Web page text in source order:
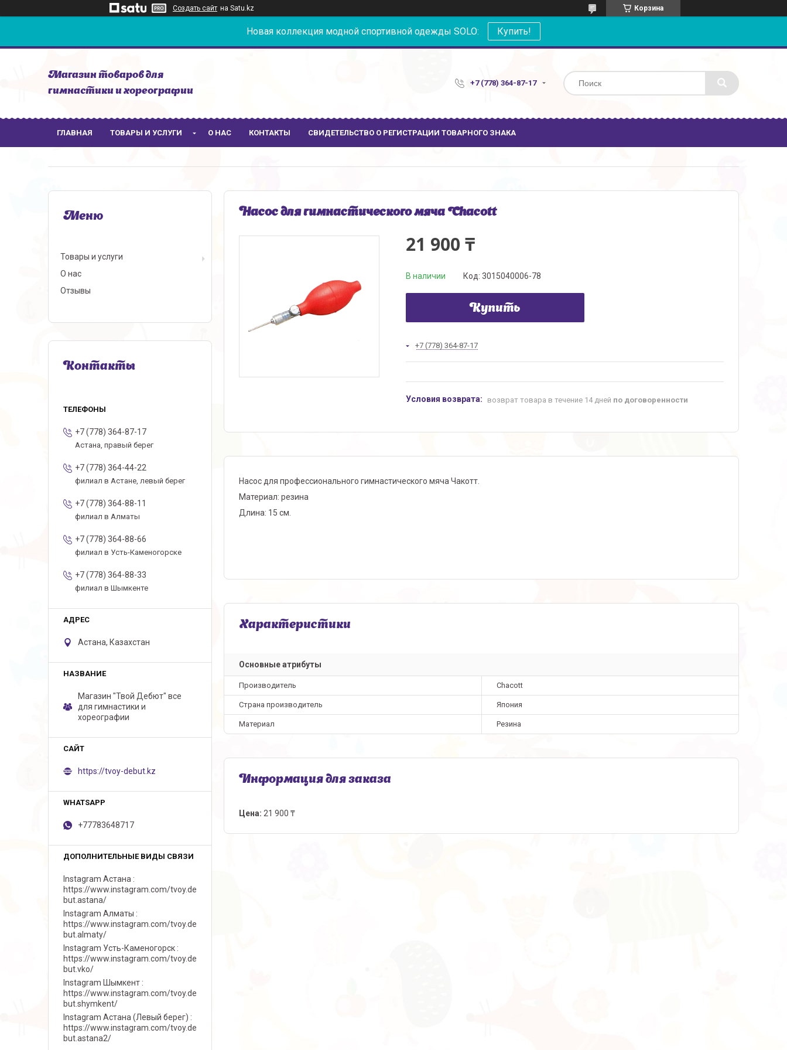
Создать сайт на Satu.kz Корзина
Новая коллекция модной спортивной одежды SOLO: Купить!
Магазин товаров для
гимнастики и хореографии
+7 (778) 364-87-17
ГЛАВНАЯ ТОВАРЫ И УСЛУГИ О НАС КОНТАКТЫ СВИДЕТЕЛЬСТВО О РЕГИСТРАЦИИ ТОВАРНОГО ЗНАКА
Насос для гимнастического мяча Chacott
21 900 ₸
В наличии Код: 3015040006-78
Купить
+7 (778) 364-87-17
возврат товара в течение 14 дней по договоренности
Насос для профессионального гимнастического мяча Чакотт.
Материал: резина
Длина: 15 см.
Характеристики
Основные атрибуты
Производитель Chacott
Страна производитель Япония
Материал Резина
Информация для заказа
Цена: 21 900 ₸
Товары и услуги
О нас
Отзывы
Контакты
+7 (778) 364-87-17
Астана, правый берег
+7 (778) 364-44-22
филиал в Астане, левый берег
+7 (778) 364-88-11
филиал в Алматы
+7 (778) 364-88-66
филиал в Усть-Каменогорске
+7 (778) 364-88-33
филиал в Шымкенте
Астана, Казахстан
Магазин "Твой Дебют" все
для гимнастики и
хореографии
https://tvoy-debut.kz
+77783648717
Instagram Астана
https://www.instagram.com/tvoy.de
but.astana/
Instagram Алматы
https://www.instagram.com/tvoy.de
but.almaty/
Instagram Усть-Каменогорск
https://www.instagram.com/tvoy.de
but.vko/
Instagram Шымкент
https://www.instagram.com/tvoy.de
but.shymkent/
Instagram Астана (Левый берег)
https://www.instagram.com/tvoy.de
but.astana2/